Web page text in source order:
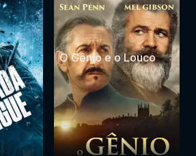
O Gênio e o Louco